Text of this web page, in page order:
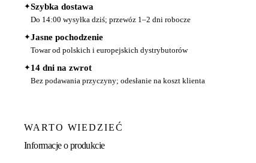
✦Szybka dostawa
Do 14:00 wysyłka dziś; przewóz 1–2 dni robocze
✦Jasne pochodzenie
Towar od polskich i europejskich dystrybutorów
✦14 dni na zwrot
Bez podawania przyczyny; odesłanie na koszt klienta
WARTO WIEDZIEĆ
Informacje o produkcie